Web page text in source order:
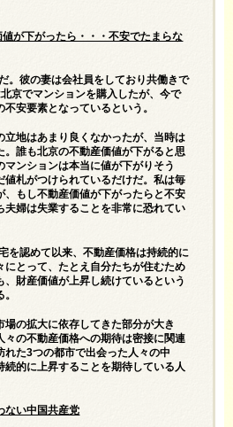
が下がったら・・・不安でたまらな
。彼の妻は会社員をしており共働きで
京でマンションを購入したが、今で
安要素となっているという。
立地はあまり良くなかったが、当時は
。誰も北京の不動産価値が下がると思
マンションは本当に値が下がりそう
値札がつけられているだけだ。私は毎
、もし不動産価値が下がったらと不安
夫婦は失業することを非常に恐れてい
を認めて以来、不動産価格は持続的に
にとって、たとえ自分たちが住むため
、財産価値が上昇し続けているという
場の拡大に依存してきた部分が大き
々の不動産価格への期待は密接に関連
れた3つの都市で出会った人々の中
続的に上昇することを期待している人
ない中国共産党